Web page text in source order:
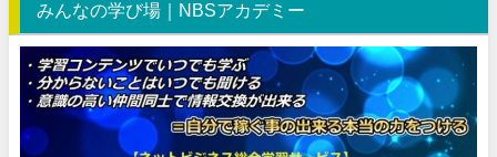
みんなの学び場｜NBSアカデミー